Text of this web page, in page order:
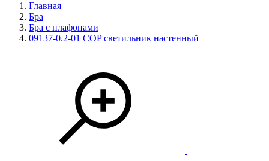
Главная
Бра
Бра с плафонами
09137-0.2-01 COP светильник настенный